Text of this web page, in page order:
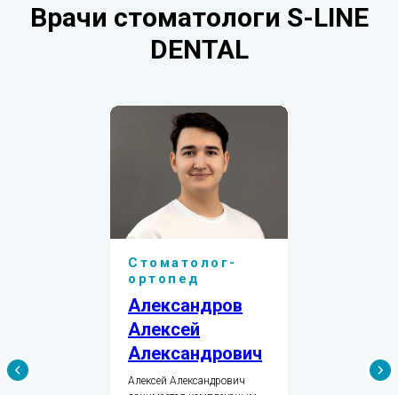
Врачи стоматологи S-LINE
DENTAL
Стоматолог-
ортопед
Александров
Алексей
Александрович
Алексей Александрович